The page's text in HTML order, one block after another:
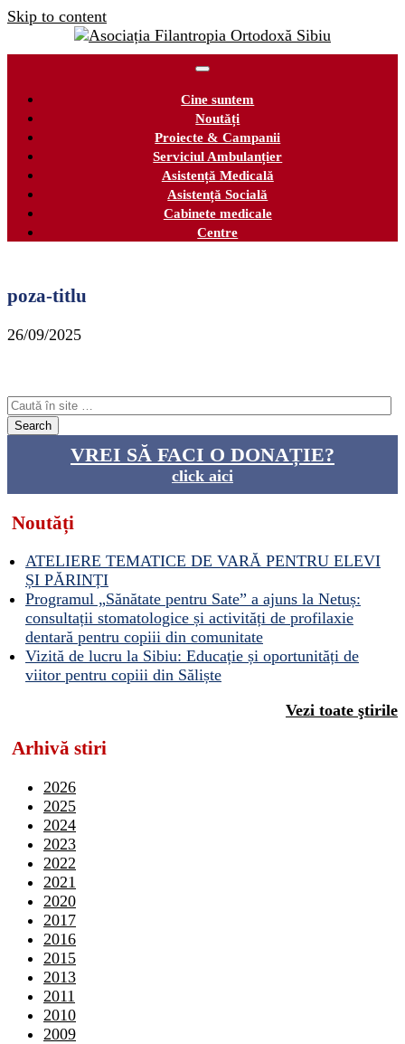
Skip to content
Cine suntem
Noutăți
Proiecte & Campanii
Serviciul Ambulanțier
Asistență Medicală
Asistență Socială
Cabinete medicale
Centre
poza-titlu
26/09/2025
VREI SĂ FACI O DONAȚIE?
click aici
Noutăți
ATELIERE TEMATICE DE VARĂ PENTRU ELEVI
ȘI PĂRINȚI
Programul „Sănătate pentru Sate” a ajuns la Netuș:
consultații stomatologice și activități de profilaxie
dentară pentru copiii din comunitate
Vizită de lucru la Sibiu: Educație și oportunități de
viitor pentru copiii din Săliște
Vezi toate ştirile
Arhivă stiri
2026
2025
2024
2023
2022
2021
2020
2017
2016
2015
2013
2011
2010
2009